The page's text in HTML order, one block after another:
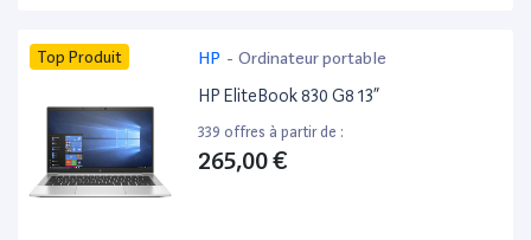
Top Produit HP - Ordinateur portable
HP EliteBook 830 G8 13”
339 offres à partir de :
265,00 €